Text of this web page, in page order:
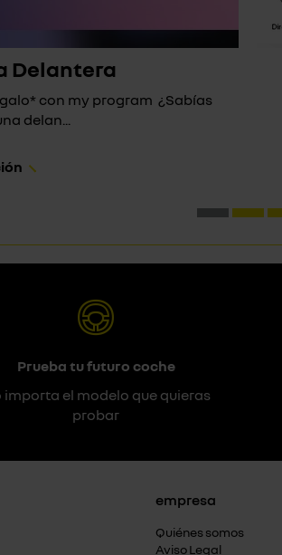
Delantera
con my program ¿Sabías
delan...
Prueba tu futuro coche
importa el modelo que quieras
probar
empresa
Quiénes somos
Aviso Legal